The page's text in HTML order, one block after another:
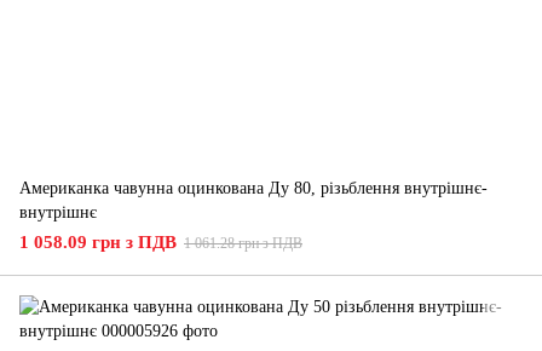
Американка чавунна оцинкована Ду 80, різьблення внутрішнє-
внутрішнє
1 058.09 грн з ПДВ 1 061.28 грн з ПДВ